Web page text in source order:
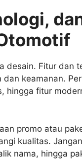
desain. Fitur dan
keamanan.
hingga fitur
promo atau
kualitas.
nama, hingga